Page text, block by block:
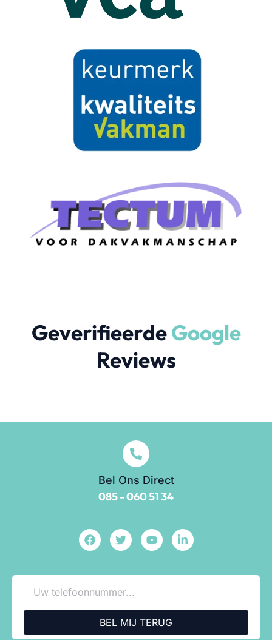
GeverifieerdeGoogle
Reviews
Bel Ons Direct
085 - 060 51 34
BEL MIJ TERUG